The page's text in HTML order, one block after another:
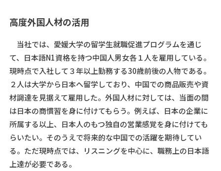
高度外国人材の活用
当社では、愛媛大学の留学生就職促進プログラムを通じ
て、日本語N1資格を持つ中国人男女各１人を雇用している。
現時点で入社して３年以上勤務する30歳前後の人物である。
２人は大学から日本へ留学しており、中国での商品販売や資
材調達を見据えて雇用した。外国人材に対しては、当面の間
は日本の商慣習を身に付けてもらう。例えば、日本の企業に
所属する以上、日本人のもつ独自の営業感覚を身に付けても
らいたい。そのうえで将来的な中国での活躍を期待してい
る。ただ現時点では、リスニングを中心に、職務上の日本語
上達が必要である。